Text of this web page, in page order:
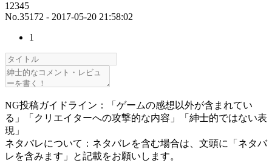
12345
No.35172 - 2017-05-20 21:58:02
1
NG投稿ガイドライン：「ゲームの感想以外が含まれてい
る」「クリエイターへの攻撃的な内容」「紳士的ではない表
現」
ネタバレについて：ネタバレを含む場合は、文頭に「ネタバ
レを含みます」と記載をお願いします。